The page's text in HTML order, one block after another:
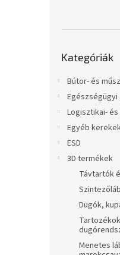
átugrása
Kategóriák
Bútor- és
Logisztikai-
Egyéb
ESD
3D termékek
Távtartók
Dugók,
Menetes